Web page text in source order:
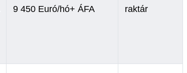
9 450 Euró/hó+ ÁFA raktár